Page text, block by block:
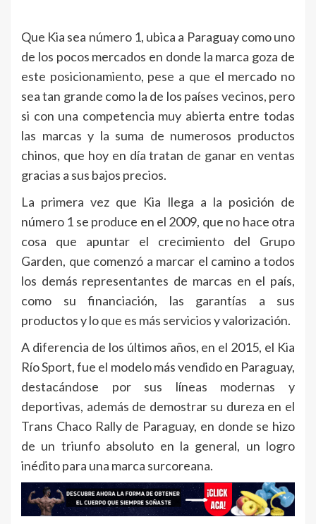
Que Kia sea número 1, ubica a Paraguay como uno
de los pocos mercados en donde la marca goza de
este posicionamiento, pese a que el mercado no
sea tan grande como la de los países vecinos, pero
si con una competencia muy abierta entre todas
las marcas y la suma de numerosos productos
chinos, que hoy en día tratan de ganar en ventas
gracias a sus bajos precios.
La primera vez que Kia llega a la posición de
número 1 se produce en el 2009, que no hace otra
cosa que apuntar el crecimiento del Grupo
Garden, que comenzó a marcar el camino a todos
los demás representantes de marcas en el país,
como su financiación, las garantías a sus
productos y lo que es más servicios y valorización.
A diferencia de los últimos años, en el 2015, el Kia
Río Sport, fue el modelo más vendido en Paraguay,
destacándose por sus líneas modernas y
deportivas, además de demostrar su dureza en el
Trans Chaco Rally de Paraguay, en donde se hizo
de un triunfo absoluto en la general, un logro
inédito para una marca surcoreana.